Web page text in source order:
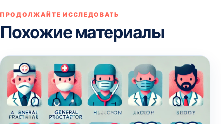
ПРОДОЛЖАЙТЕ ИССЛЕДОВАТЬ
Похожие материалы